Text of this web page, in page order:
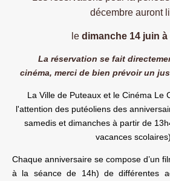
décembre auront
le dimanche 14 juin à
La réservation se fait
cinéma, merci de bien prévoir un
La Ville de Puteaux et le Cinéma Le
l'attention des putéoliens des
samedis et dimanches à partir de
vacances
Chaque anniversaire se compose d’un
à la séance de 14h) de différentes